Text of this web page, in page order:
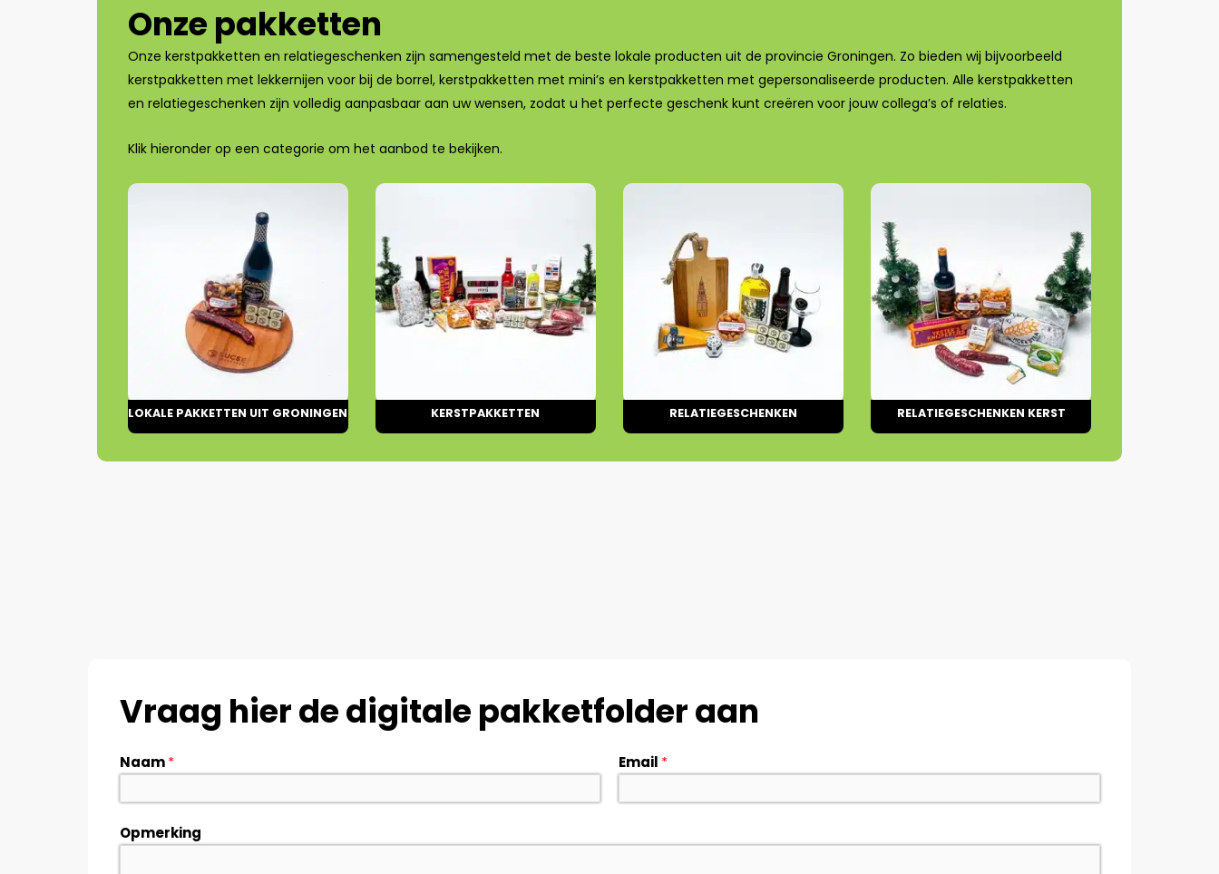
Onze pakketten
Onze kerstpakketten en relatiegeschenken zijn samengesteld met de beste lokale producten uit de provincie Groningen. Zo bieden wij bijvoorbeeld
kerstpakketten met lekkernijen voor bij de borrel, kerstpakketten met mini’s en kerstpakketten met gepersonaliseerde producten. Alle kerstpakketten
en relatiegeschenken zijn volledig aanpasbaar aan uw wensen, zodat u het perfecte geschenk kunt creëren voor jouw collega’s of relaties.
Klik hieronder op een categorie om het aanbod te bekijken.
LOKALE PAKKETTEN UIT GRONINGEN KERSTPAKKETTEN RELATIEGESCHENKEN RELATIEGESCHENKEN KERST
Vraag hier de digitale pakketfolder aan
Naam* Email *
Opmerking